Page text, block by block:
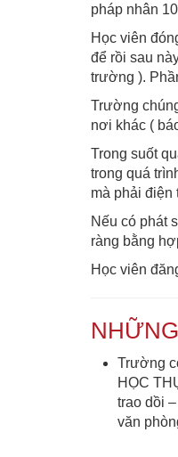
pháp nhân
Học viên
để rồi sau
trường ).
Trường
nơi khác (
Trong suốt
trong quá
mà phải điện
Nếu có phát
ràng bằng
Học viên
Trường
HỌC
trao dồi
văn